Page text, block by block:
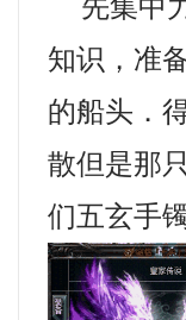
先集中
知识，准
的船头．
散但是那
们五玄手